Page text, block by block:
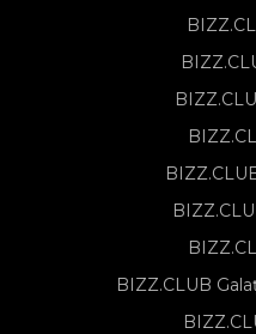
BIZZ.CLUB